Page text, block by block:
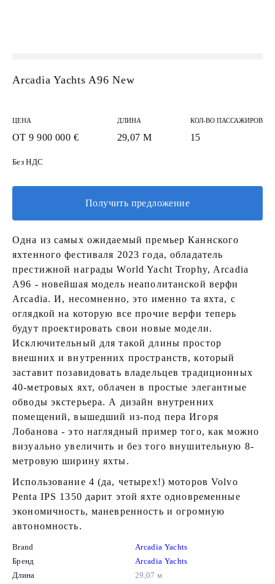
Arcadia Yachts A96 New
Одна из самых ожидаемый премьер Каннского
яхтенного фестиваля 2023 года, обладатель
престижной награды World Yacht Trophy, Arcadia
A96 - новейшая модель неаполитанской верфи
Arcadia. И, несомненно, это именно та яхта, с
оглядкой на которую все прочие верфи теперь
будут проектировать свои новые модели.
Исключительный для такой длины простор
внешних и внутренних пространств, который
заставит позавидовать владельцев традиционных
40-метровых яхт, облачен в простые элегантные
обводы экстерьера. А дизайн внутренних
помещений, вышедший из-под пера Игоря
Лобанова - это наглядный пример того, как можно
визуально увеличить и без того внушительную 8-
метровую ширину яхты.
Использование 4 (да, четырех!) моторов Volvo
Penta IPS 1350 дарит этой яхте одновременные
экономичность, маневренность и огромную
автономность.
Brand
Arcadia Yachts
Бренд
Arcadia Yachts
Длина
29,07 м
ЦЕНА
ОТ 9 900 000 €
ДЛИНА
29,07 М
КОЛ-ВО ПАССАЖИРОВ
15
Без НДС
Получить предложение